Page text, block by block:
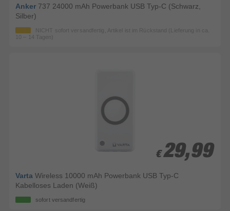
Anker 737 24000 mAh Powerbank USB Typ-C (Schwarz,
Silber)
NICHT sofort versandfertig, Artikel ist im Rückstand (Lieferung in ca.
10 – 14 Tagen)
€ 29,99
€ 29,99
Varta Wireless 10000 mAh Powerbank USB Typ-C
Kabelloses Laden (Weiß)
sofort versandfertig